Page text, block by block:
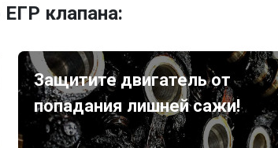
клапана:
Защитите двигатель от
попадания лишней сажи!